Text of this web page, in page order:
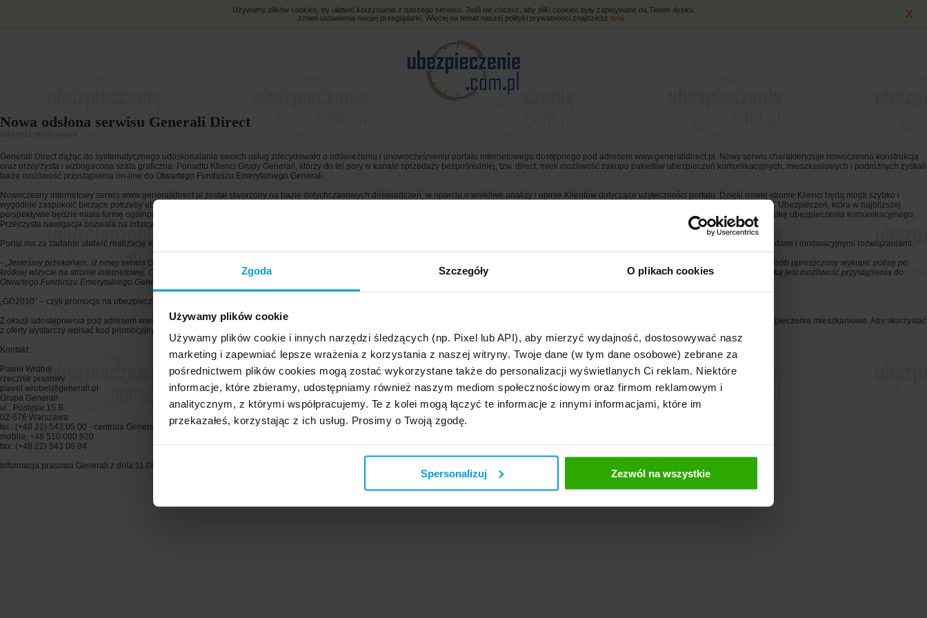
Zgoda Szczegóły O plikach cookies
Używamy plików cookie
Używamy plików cookie i innych narzędzi śledzących (np. Pixel lub API), aby mierzyć wydajność, dostosowywać nasz
marketing i zapewniać lepsze wrażenia z korzystania z naszej witryny. Twoje dane (w tym dane osobowe) zebrane za
pośrednictwem plików cookies mogą zostać wykorzystane także do personalizacji wyświetlanych Ci reklam. Niektóre
informacje, które zbieramy, udostępniamy również naszym mediom społecznościowym oraz firmom reklamowym i
analitycznym, z którymi współpracujemy. Te z kolei mogą łączyć te informacje z innymi informacjami, które im
przekazałeś, korzystając z ich usług. Prosimy o Twoją zgodę.
Spersonalizuj Zezwól na wszystkie
X
Używamy plików cookies, by ułatwić korzystanie z naszego serwisu. Jeśli nie chcesz, aby pliki cookies były zapisywane na Twoim dysku,
zmień ustawienia swojej przeglądarki. Więcej na temat naszej polityki prywatności znajdziesz tutaj
Nowa odsłona serwisu Generali Direct
Generali Direct dążąc do systematycznego udoskonalania swoich usług zdecydowało o odświeżeniu i unowocześnieniu portalu internetowego dostępnego pod adresem www.generalidirect.pl. Nowy serwis charakteryzuje nowoczesna konstrukcja
oraz przejrzysta i wzbogacona szata graficzna. Ponadto Klienci Grupy Generali, którzy do tej pory w kanale sprzedaży bezpośredniej, tzw. direct, mieli możliwość zakupu pakietów ubezpieczeń komunikacyjnych, mieszkaniowych i podróżnych zyskali
także możliwość przystąpienia on-line do Otwartego Funduszu Emerytalnego Generali.
Nowoczesny internetowy serwis www.generalidirect.pl został stworzony na bazie dotychczasowych doświadczeń, w oparciu o wnikliwe analizy i opinie Klientów dotyczące użyteczności portalu. Dzięki nowej stronie Klienci będą mogli szybko i
wygodnie zaspokoić bieżące potrzeby ubezpieczeniowe. Poza szeroką ofertą produktową dostępną w modelu sprzedaży bezpośredniej, przez telefon i Internet, na stronie wyodrębniona została zakładka ABC Ubezpieczeń, która w najbliższej
perspektywie będzie miała formę ogólnodostępnego serwisu doradczo-eksperckiego. Ważnym atutem portalu jest jego nowoczesny charakter. Klient może w bardzo szybki i uproszczony sposób wyliczyć składkę ubezpieczenia komunikacyjnego.
Przejrzysta nawigacja pozwala na intuicyjne poruszanie się po serwisie.
Portal ma za zadanie ułatwić realizację kluczowych celów strategicznych firmy, m.in. poprawę efektywności komunikacji z Klientem, wsparcie dynamiki sprzedaży oraz podążanie w działaniach za nowymi trendami i innowacyjnymi rozwiązaniami.
- „Jesteśmy przekonani, iż nowy serwis Generali Direct pozwoli zwiększyć zainteresowanie Klientów ofertą Generali w kanale sprzedaży bezpośredniej i skłoni do skorzystania z niej te osoby, które chcą w sposób uproszczony wykupić polisę po
krótkiej wizycie na stronie internetowej. Cieszę się też, że Generali Direct będący uzupełniającym kanałem dystrybucji, dla tradycyjnych sieci sprzedaży, oferuje swoim Klientom kolejną nowość produktową, jaką jest możliwość przystąpienia do
Otwartego Funduszu Emerytalnego Generali lub zamianę obecnego OFE na Generali.
„GD2010” – czyli promocja na ubezpieczenia mieszkaniowe
Z okazji udostępnienia pod adresem www.generalidirect.pl nowego portalu, do końca sierpnia br. trwa specjalna promocja Generali Direct, w ramach której wszyscy Klienci mogą liczyć na 12% zniżkę na ubezpieczenia mieszkaniowe. Aby skorzystać
z oferty wystarczy wpisać kod promocyjny „GD2010”.
Kontakt:
Paweł Wróbel
rzecznik prasowy
pawel.wrobel@generali.pl
Grupa Generali
ul.: Postępu 15 B
02-676 Warszawa
tel.: (+48 22) 543 05 00 - centrala Generali
mobile: +48 510 000 920
fax: (+48 22) 543 08 94
Informacja prasowa Generali z dnia 11.08.2010 r.